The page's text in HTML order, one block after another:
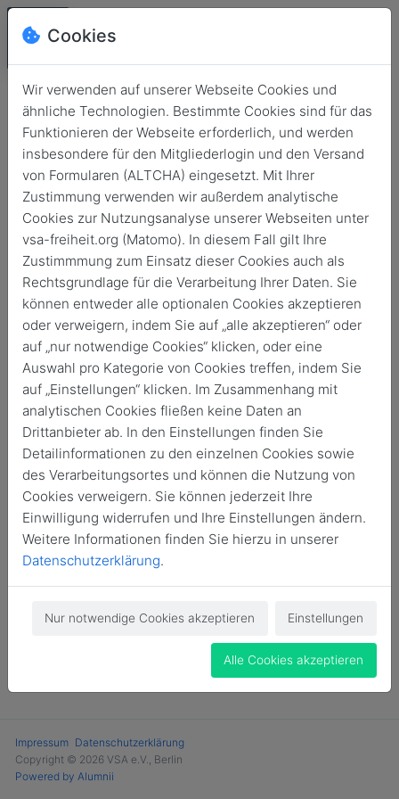
Login
Keine Zugangsdaten?
Login
Impressum Datenschutzerklärung
Copyright © 2026 VSA e.V., Berlin
Powered by Alumnii
Cookies
Wir verwenden auf unserer Webseite Cookies und
ähnliche Technologien. Bestimmte Cookies sind für das
Funktionieren der Webseite erforderlich, und werden
insbesondere für den Mitgliederlogin und den Versand
von Formularen (ALTCHA) eingesetzt. Mit Ihrer
Zustimmung verwenden wir außerdem analytische
Cookies zur Nutzungsanalyse unserer Webseiten unter
vsa-freiheit.org (Matomo). In diesem Fall gilt Ihre
Zustimmmung zum Einsatz dieser Cookies auch als
Rechtsgrundlage für die Verarbeitung Ihrer Daten. Sie
können entweder alle optionalen Cookies akzeptieren
oder verweigern, indem Sie auf „alle akzeptieren“ oder
auf „nur notwendige Cookies“ klicken, oder eine
Auswahl pro Kategorie von Cookies treffen, indem Sie
auf „Einstellungen“ klicken. Im Zusammenhang mit
analytischen Cookies fließen keine Daten an
Drittanbieter ab. In den Einstellungen finden Sie
Detailinformationen zu den einzelnen Cookies sowie
des Verarbeitungsortes und können die Nutzung von
Cookies verweigern. Sie können jederzeit Ihre
Einwilligung widerrufen und Ihre Einstellungen ändern.
Weitere Informationen finden Sie hierzu in unserer
Datenschutzerklärung.
Nur notwendige Cookies akzeptieren Einstellungen
Alle Cookies akzeptieren